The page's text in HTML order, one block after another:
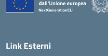
Link Esterni